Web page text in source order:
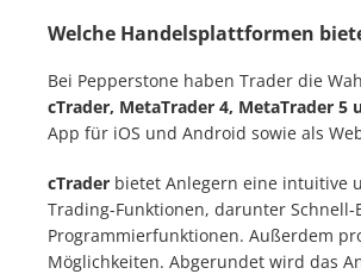
Welche Handelsplattformen
Bei Pepperstone haben Trader die
cTrader, MetaTrader 4, MetaTrader 5
App für iOS und Android sowie als
cTrader bietet Anlegern eine intuitive
Trading-Funktionen, darunter
Programmierfunktionen. Außerdem
Möglichkeiten. Abgerundet wird das